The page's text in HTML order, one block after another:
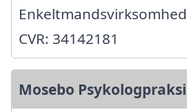
Enkeltmandsvirksomhed
CVR: 34142181
Mosebo